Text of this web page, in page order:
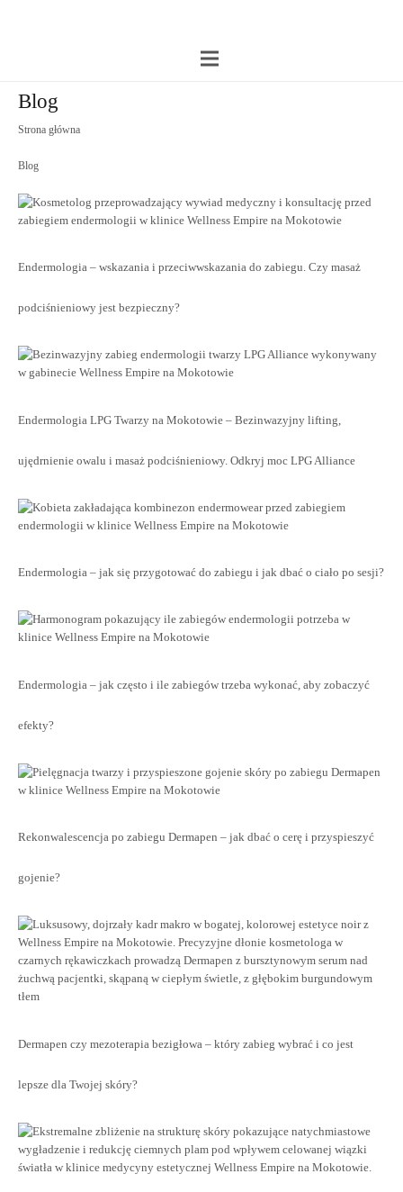
Blog
Strona główna
Blog
Endermologia – wskazania i przeciwwskazania do zabiegu. Czy masaż
podciśnieniowy jest bezpieczny?
Endermologia LPG Twarzy na Mokotowie – Bezinwazyjny lifting,
ujędrnienie owalu i masaż podciśnieniowy. Odkryj moc LPG Alliance
Endermologia – jak się przygotować do zabiegu i jak dbać o ciało po sesji?
Endermologia – jak często i ile zabiegów trzeba wykonać, aby zobaczyć
efekty?
Rekonwalescencja po zabiegu Dermapen – jak dbać o cerę i przyspieszyć
gojenie?
Dermapen czy mezoterapia bezigłowa – który zabieg wybrać i co jest
lepsze dla Twojej skóry?